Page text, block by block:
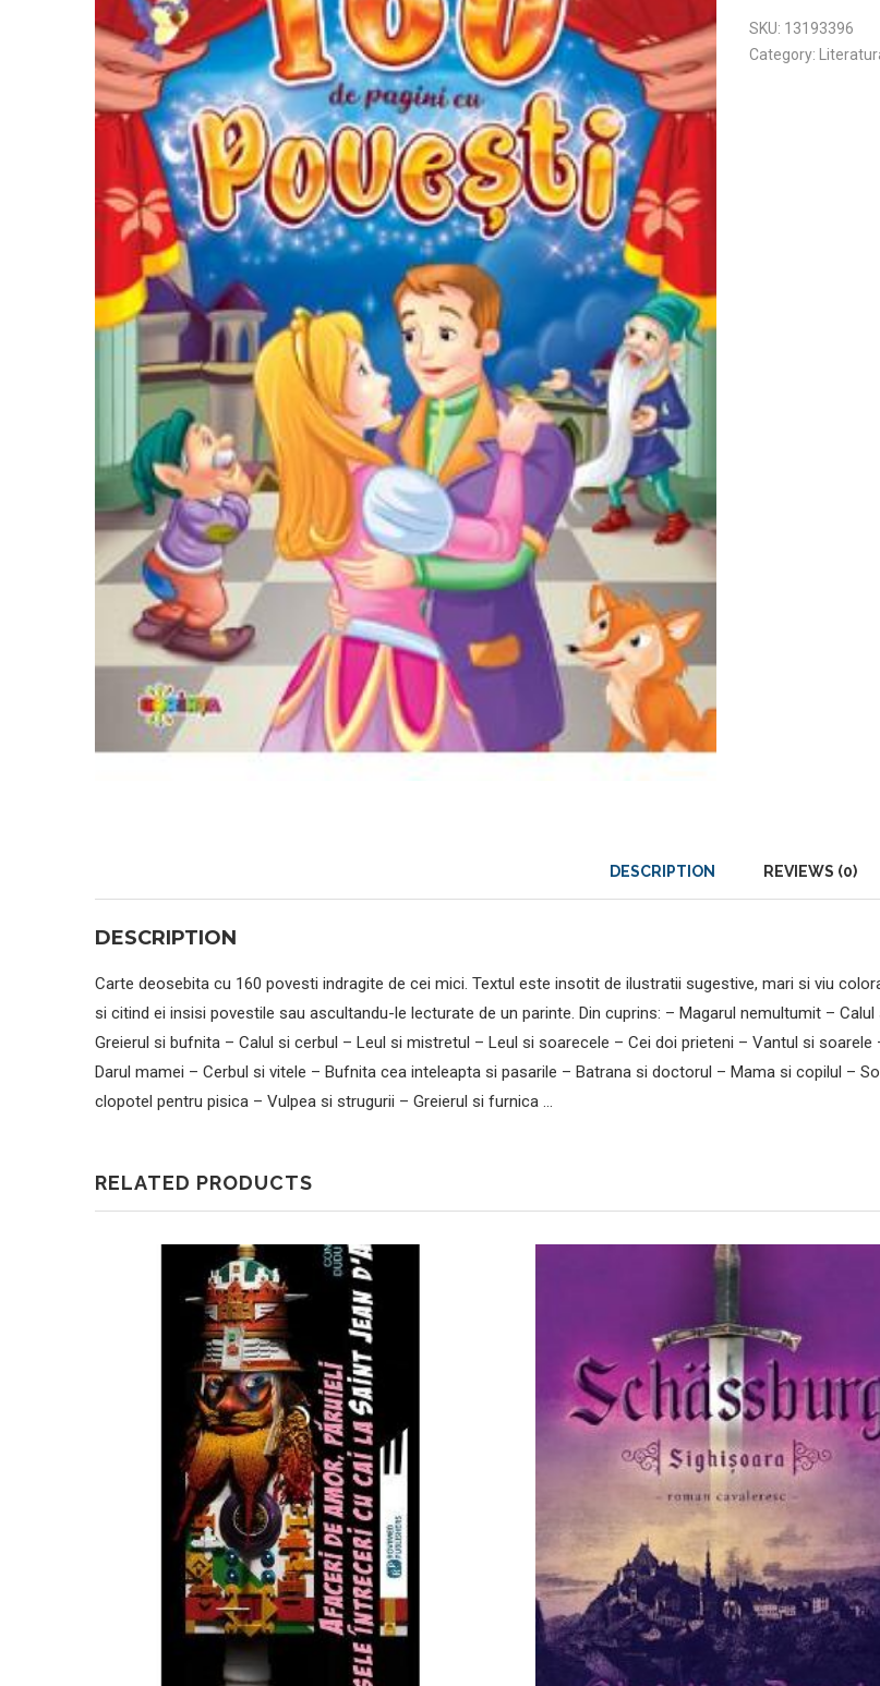
SKU: 13193396
Category:
DESCRIPTION REVIEWS (0)
DESCRIPTION
Carte deosebita cu 160 povesti indragite de cei mici. Textul este insotit de ilustratii sugestive, mari si viu
si citind ei insisi povestile sau ascultandu-le lecturate de un parinte. Din cuprins: – Magarul nemultumit –
Greierul si bufnita – Calul si cerbul – Leul si mistretul – Leul si soarecele – Cei doi prieteni – Vantul si
Darul mamei – Cerbul si vitele – Bufnita cea inteleapta si pasarile – Batrana si doctorul – Mama si copilul –
clopotel pentru pisica – Vulpea si strugurii – Greierul si furnica …
RELATED PRODUCTS